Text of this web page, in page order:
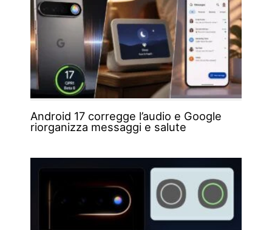
Android 17 corregge l’audio e Google
riorganizza messaggi e salute